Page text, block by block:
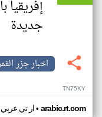
جديدة
اخبار جزر
TN75KY
ار تي عربي• arabic.rt.com